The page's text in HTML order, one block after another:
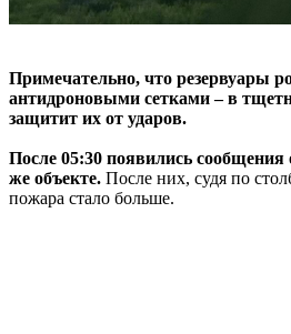
Примечательно, что резервуары
антидроновыми сетками – в
защитит их от ударов.
После 05:30 появились
же объекте. После них, судя по
пожара стало больше.